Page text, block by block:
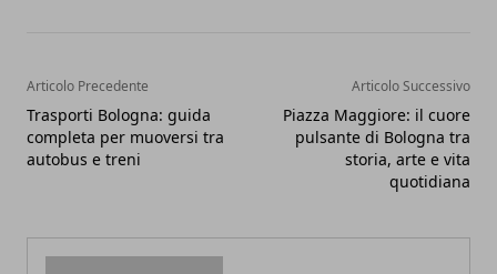
Articolo Precedente
Trasporti Bologna: guida
completa per muoversi tra
autobus e treni
Articolo Successivo
Piazza Maggiore: il cuore
pulsante di Bologna tra
storia, arte e vita
quotidiana